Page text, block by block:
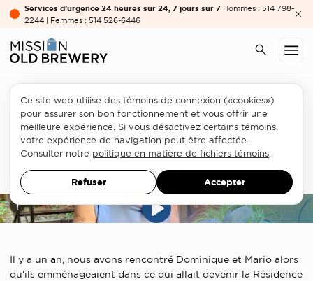
Services d’urgence 24 heures sur 24, 7 jours sur 7 Hommes : 514 798-
2244 | Femmes : 514 526-6446
La résidence Bash Shetty, un an
plus tard
9 JUILLET 2024
i
Il y a un an, nous avons rencontré Dominique et Mario alors
qu'ils emménageaient dans ce qui allait devenir la Résidence
Ce site web utilise des témoins de connexion («cookies»)
pour assurer son bon fonctionnement et vous offrir une
meilleure expérience. Si vous désactivez certains témoins,
votre expérience de navigation peut être affectée.
Consulter notre politique en matière de fichiers témoins
Refuser Accepter